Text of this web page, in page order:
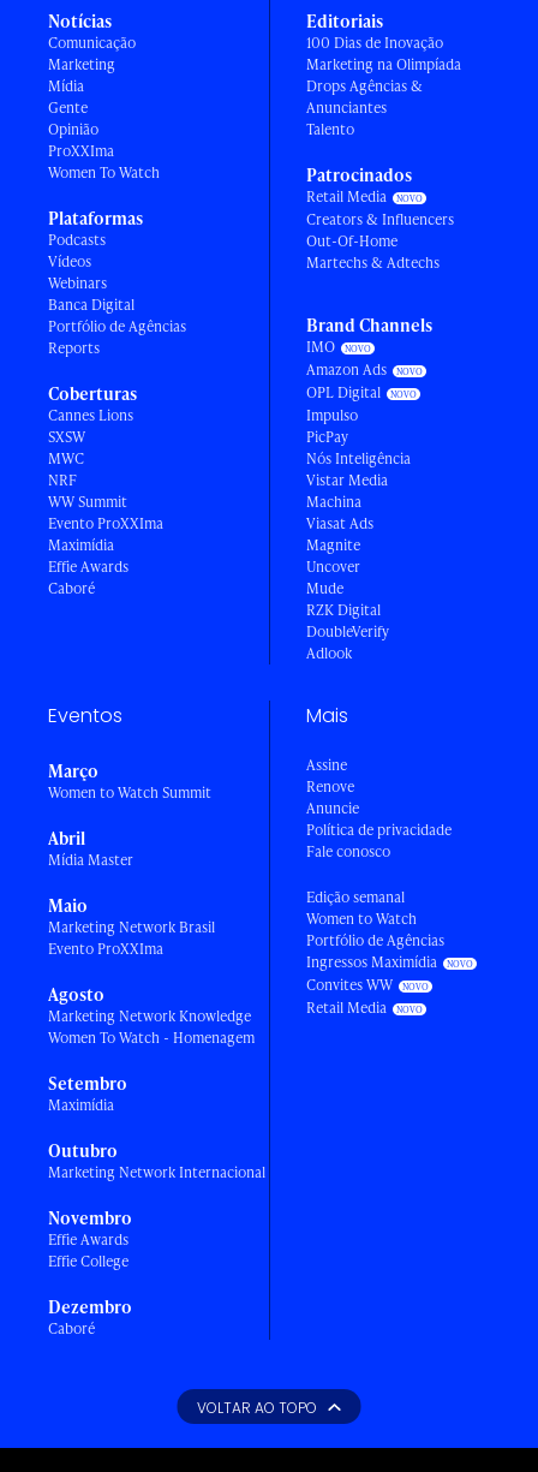
Notícias
Comunicação
Marketing
Mídia
Gente
Opinião
ProXXIma
Women To Watch
Plataformas
Podcasts
Vídeos
Webinars
Banca Digital
Portfólio de Agências
Reports
Coberturas
Cannes Lions
SXSW
MWC
NRF
WW Summit
Evento ProXXIma
Maximídia
Effie Awards
Caboré
Editoriais
100 Dias de Inovação
Marketing na Olimpíada
Drops Agências &
Anunciantes
Talento
Patrocinados
Retail Media
Creators & Influencers
Out-Of-Home
Martechs & Adtechs
Brand Channels
IMO
Amazon Ads
OPL Digital
Impulso
PicPay
Nós Inteligência
Vistar Media
Machina
Viasat Ads
Magnite
Uncover
Mude
RZK Digital
DoubleVerify
Adlook
Eventos
Março
Women to Watch Summit
Abril
Mídia Master
Maio
Marketing Network Brasil
Evento ProXXIma
Agosto
Marketing Network Knowledge
Women To Watch - Homenagem
Setembro
Maximídia
Outubro
Marketing Network Internacional
Novembro
Effie Awards
Effie College
Dezembro
Caboré
Mais
Assine
Renove
Anuncie
Política de privacidade
Fale conosco
Edição semanal
Women to Watch
Portfólio de Agências
Ingressos Maximídia
Convites WW
Retail Media
VOLTAR AO TOPO